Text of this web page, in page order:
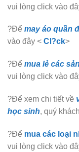
vui lòng click vào
?Để may áo quần
vào đây < Cl?ck>
?Để mua lẻ các
vui lòng click vào
?Để xem chi tiết về
học sinh, quý
?Để mua các loại
vui lòng click vào